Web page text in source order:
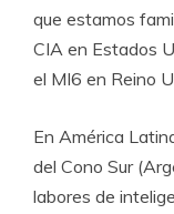
que estamos
CIA en Estados
el MI6 en Reino
En América
del Cono Sur
labores de